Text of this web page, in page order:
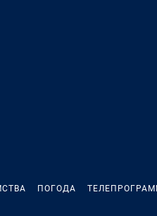
ПОГОДА